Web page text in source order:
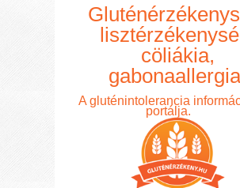
cöliákia,
A gluténintolerancia
portálja.